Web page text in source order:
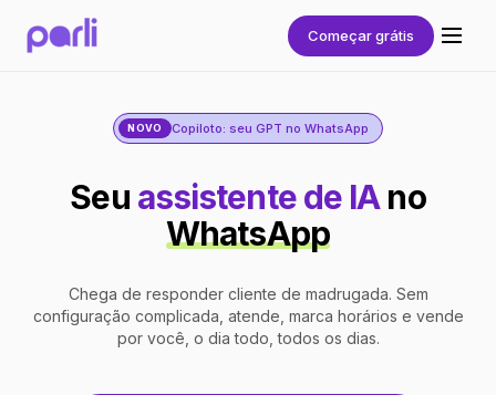
Começar grátis
NOVO Copiloto: seu GPT no WhatsApp
Seu assistente de IAno
WhatsApp
Chega de responder cliente de madrugada. Sem
configuração complicada, atende, marca horários e vende
por você, o dia todo, todos os dias.